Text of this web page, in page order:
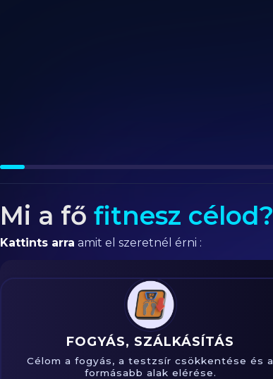
Mi a fő fitnesz célod?
Kattints arra amit el szeretnél érni :
FOGYÁS, SZÁLKÁSÍTÁS
Célom a fogyás, a testzsír csökkentése és a
formásabb alak elérése.